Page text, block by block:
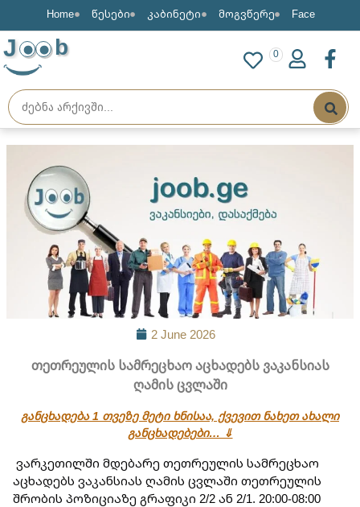
Home წესები კაბინეტი მოგვწერე Face
J b 0
2 June 2026
თეთრეულის სამრეცხაო აცხადებს ვაკანსიას
ღამის ცვლაში
განცხადება 1 თვეზე მეტი ხნისაა, ქვევით ნახეთ ახალი
განცხადებები… ⇓
აცხადებს ვაკანსიას ღამის ცვლაში თეთრეულის
შრობის პოზიციაზე გრაფიკი 2/2 ან 2/1. 20:00-08:00